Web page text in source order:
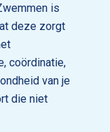
is
deze zorgt
coördinatie,
van je
die niet